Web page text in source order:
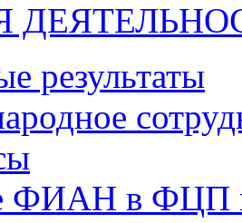
результаты
ФИАН в ФЦП